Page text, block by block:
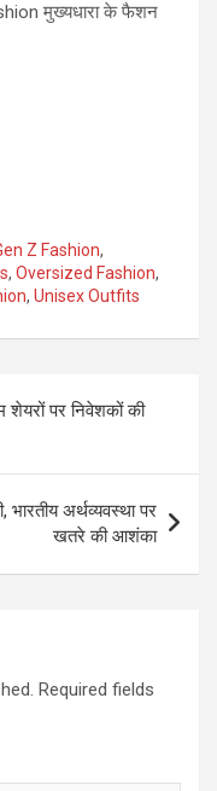
मुख्यधारा के फैशन
Z Fashion,
, Oversized Fashion,
, Unisex Outfits
शेयरों पर निवेशकों की
अर्थव्यवस्था पर
खतरे की आशंका
Required fields